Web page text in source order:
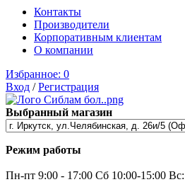
Контакты
Производители
Корпоративным клиентам
О компании
Избранное: 0
Вход /Регистрация
Выбранный магазин
Режим работы
Пн-пт 9:00 - 17:00 Сб 10:00-15:00